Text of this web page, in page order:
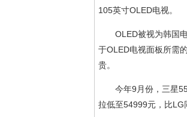
105英寸OLED电视。
OLED被视为韩国
于OLED电视面板所需
贵。
今年9月份，三星
拉低至54999元，比LG